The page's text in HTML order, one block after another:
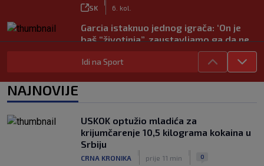
SK 6. kol.
Garcia istaknuo jednog igrača: ‘On je
baš “životinja”, zaustavljamo ga da ne
SK
|
6. kol.
Junak riječke pobjede priznao: ‘Nisam
SK 6. kol.
Pajaziti: Pokušat ćemo biti bolji protiv
Istre
|
Idi na Sport
NAJNOVIJE
USKOK optužio mladića za
krijumčarenje 10,5 kilograma kokaina u
Srbiju
CRNA KRONIKA prije 11 min 0